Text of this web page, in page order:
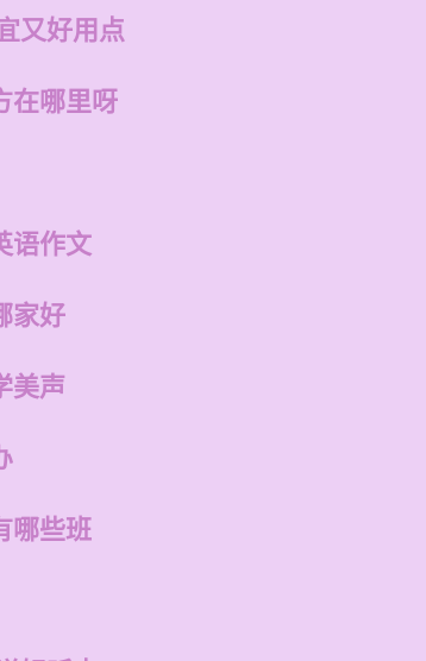
又好用点
在哪里呀
语作文
家好
美声
哪些班